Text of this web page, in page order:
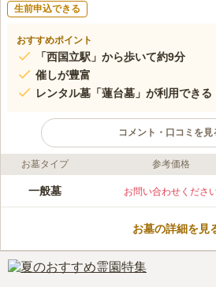
生前申込できる
おすすめポイント
「西国立駅」から歩いて約9分
催しが豊富
レンタル墓「蓮台墓」が利用できる
コメント・口コミを見
ライフドット編集部のコメント
箕輪山光西寺は、東京都立川市にあ
～10年の間で期間を設定し）、個
「蓮台野」という言葉にちなんだも
口コミ評価
お墓タイプ 参考価格
一般墓 お問い合わせくださ
お墓の詳細を見